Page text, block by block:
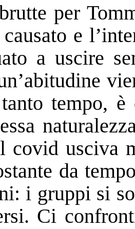
per
e
a uscire
tempo,
covid usciva
da
i gruppi si
Ci